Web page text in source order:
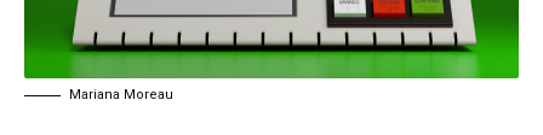
Mariana Moreau